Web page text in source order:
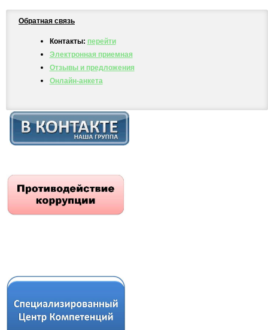
Обратная связь
Контакты: перейти
Электронная приемная
Отзывы и предложения
Онлайн-анкета